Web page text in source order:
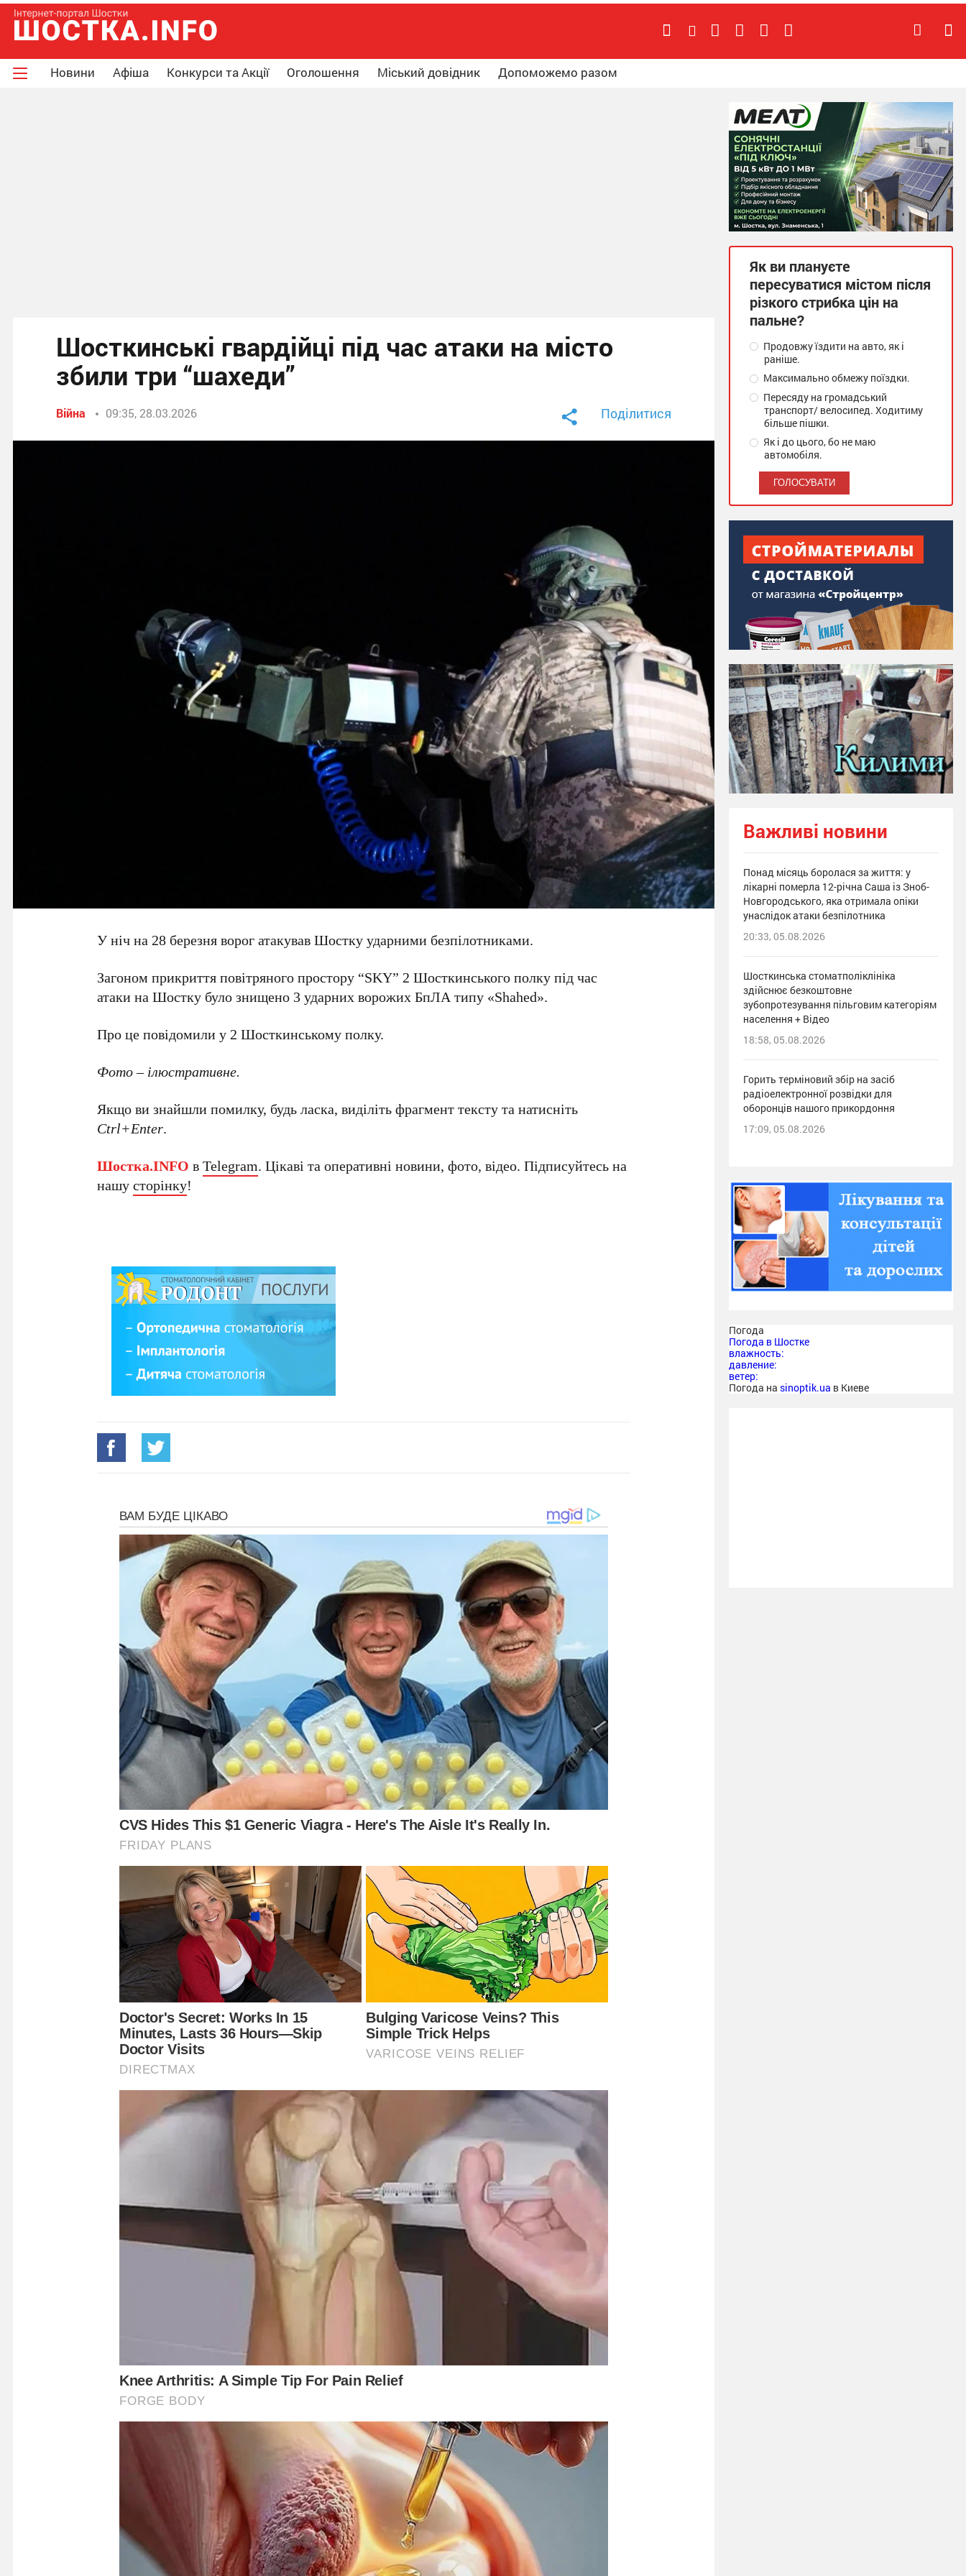
Новини Афіша Конкурси та Акції Оголошення Міський довідник Допоможемо разом
Шосткинські гвардійці під час атаки на місто
збили три “шахеди”
Війна 09:35, 28.03.2026 Поділитися
У ніч на 28 березня ворог атакував Шостку ударними безпілотниками.
Загоном прикриття повітряного простору “SKY” 2 Шосткинського полку під час
атаки на Шостку було знищено 3 ударних ворожих БпЛА типу «Shahed».
Про це повідомили у 2 Шосткинському полку.
Фото – ілюстративне.
Якщо ви знайшли помилку, будь ласка, виділіть фрагмент тексту та натисніть
Ctrl+Enter.
Шостка.INFO вTelegram. Цікаві та оперативні новини, фото, відео. Підписуйтесь на
нашусторінку!
Як ви плануєте
пересуватися містом після
різкого стрибка цін на
пальне?
Продовжу їздити на авто, як і
раніше.
Максимально обмежу поїздки.
Пересяду на громадський
транспорт/ велосипед. Ходитиму
більше пішки.
Як і до цього, бо не маю
автомобіля.
Важливі новини
Понад місяць боролася за життя: у
лікарні померла 12-річна Саша із Зноб-
Новгородського, яка отримала опіки
унаслідок атаки безпілотника
20:33, 05.08.2026
Шосткинська стоматполіклініка
здійснює безкоштовне
зубопротезування пільговим категоріям
населення + Відео
18:58, 05.08.2026
Горить терміновий збір на засіб
радіоелектронної розвідки для
оборонців нашого прикордоння
17:09, 05.08.2026
Погода
Погода в Шостке
влажность:
давление:
ветер:
Погода на sinoptik.ua в Киеве